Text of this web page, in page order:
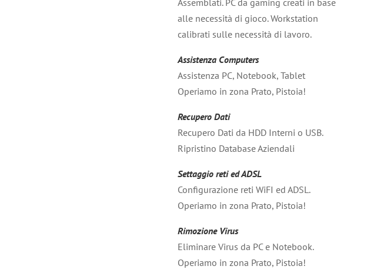
Assemblati. PC da gaming creati in base
alle necessità di gioco. Workstation
calibrati sulle necessità di lavoro.
Assistenza Computers
Assistenza PC, Notebook, Tablet
Operiamo in zona Prato, Pistoia!
Recupero Dati
Recupero Dati da HDD Interni o USB.
Ripristino Database Aziendali
Settaggio reti ed ADSL
Configurazione reti WiFI ed ADSL.
Operiamo in zona Prato, Pistoia!
Rimozione Virus
Eliminare Virus da PC e Notebook.
Operiamo in zona Prato, Pistoia!